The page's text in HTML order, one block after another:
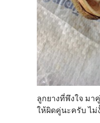
ลูกยางที่พึงใจ มา
ให้ผิดคู่นะครับ ไม่